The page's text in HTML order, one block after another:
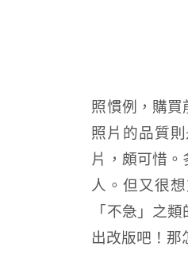
照慣例，購
照片的品質
片，頗可惜
人。但又很
「不急」之
出改版吧！那